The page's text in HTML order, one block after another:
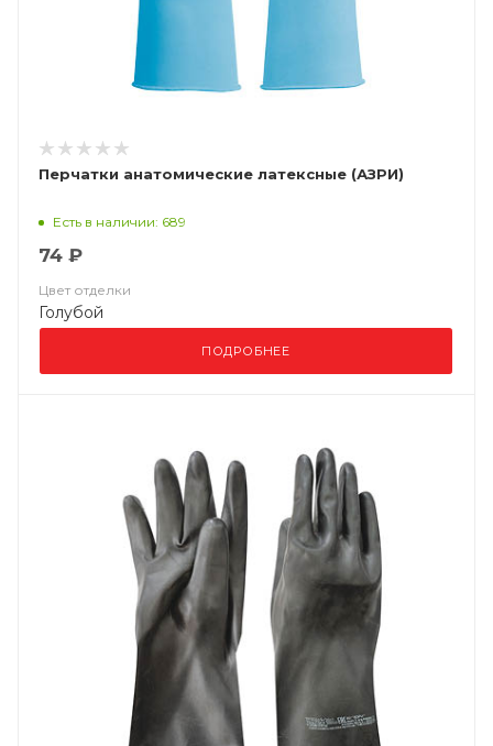
Перчатки анатомические латексные (АЗРИ)
Есть в наличии: 689
74 ₽
Цвет отделки
Голубой
ПОДРОБНЕЕ